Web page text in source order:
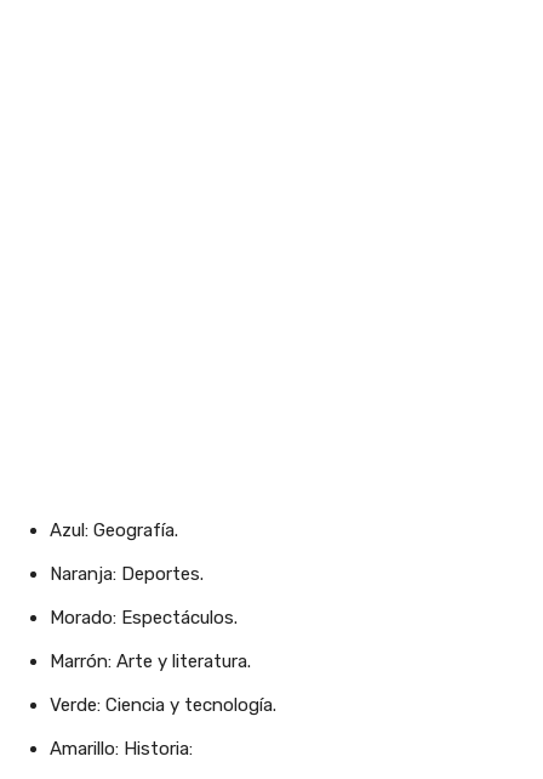
Azul: Geografía.
Naranja: Deportes.
Morado: Espectáculos.
Marrón: Arte y literatura.
Verde: Ciencia y tecnología.
Amarillo: Historia: